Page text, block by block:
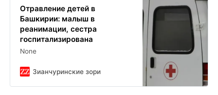
Отравление детей в
Башкирии: малыш в
реанимации, сестра
госпитализирована
None
Зианчуринские зори